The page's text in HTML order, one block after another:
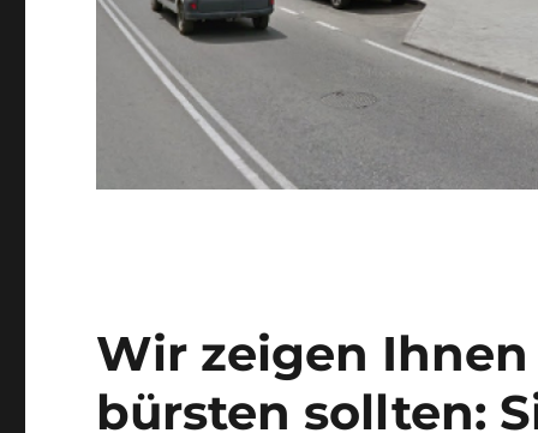
Wir zeigen
bürsten sollten: